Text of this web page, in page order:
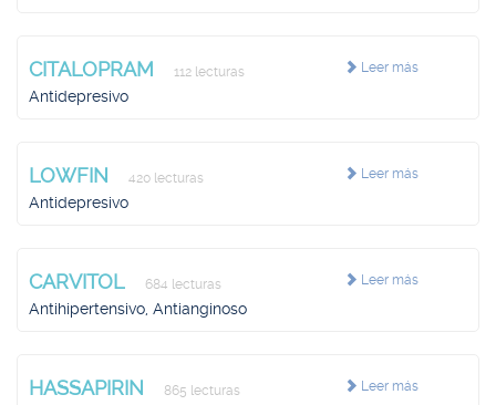
Leer más
CITALOPRAM 112 lecturas
Antidepresivo
Leer más
LOWFIN 420 lecturas
Antidepresivo
Leer más
CARVITOL 684 lecturas
Antihipertensivo, Antianginoso
Leer más
HASSAPIRIN 865 lecturas